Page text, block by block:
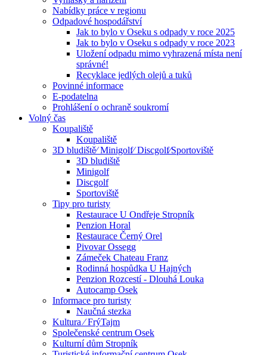
Nabídky práce v regionu
Odpadové hospodářství
Jak to bylo v Oseku s odpady v roce 2025
Jak to bylo v Oseku s odpady v roce 2023
Uložení odpadu mimo vyhrazená místa není
správné!
Recyklace jedlých olejů a tuků
Povinné informace
E-podatelna
Prohlášení o ochraně soukromí
Volný čas
Koupaliště
Koupaliště
3D bludiště⁄ Minigolf⁄ Discgolf⁄Sportoviště
3D bludiště
Minigolf
Discgolf
Sportoviště
Tipy pro turisty
Restaurace U Ondřeje Stropník
Penzion Horal
Restaurace Černý Orel
Pivovar Ossegg
Zámeček Chateau Franz
Rodinná hospůdka U Hajných
Penzion Rozcestí - Dlouhá Louka
Autocamp Osek
Informace pro turisty
Naučná stezka
Kultura ⁄ FrýTajm
Společenské centrum Osek
Kulturní dům Stropník